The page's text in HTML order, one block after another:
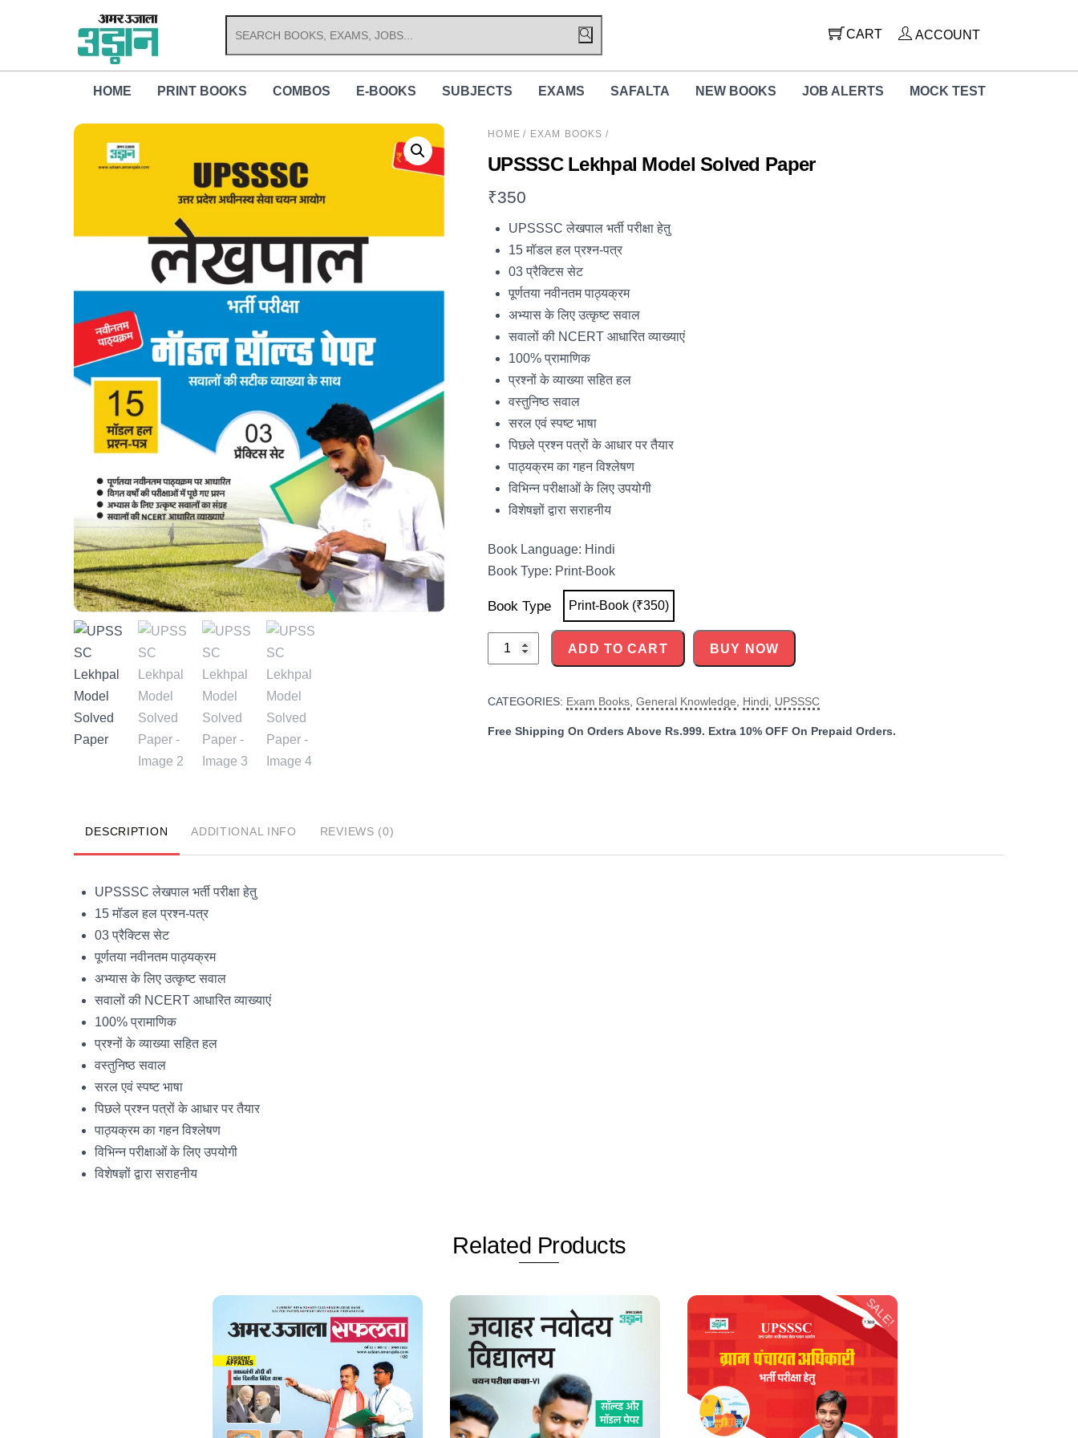
CART ACCOUNT
HOME PRINT BOOKS COMBOS E-BOOKS SUBJECTS EXAMS SAFALTA NEW BOOKS JOB ALERTS MOCK TEST
HOME / EXAM BOOKS /
UPSSSC Lekhpal Model Solved Paper
₹350
UPSSSC लेखपाल भर्ती परीक्षा हेतु
15 मॉडल हल प्रश्न-पत्र
03 प्रैक्टिस सेट
पूर्णतया नवीनतम पाठ्यक्रम
अभ्यास के लिए उत्कृष्ट सवाल
सवालों की NCERT आधारित व्याख्याएं
100% प्रामाणिक
प्रश्नों के व्याख्या सहित हल
वस्तुनिष्ठ सवाल
सरल एवं स्पष्ट भाषा
पिछले प्रश्न पत्रों के आधार पर तैयार
पाठ्यक्रम का गहन विश्लेषण
विभिन्न परीक्षाओं के लिए उपयोगी
विशेषज्ञों द्वारा सराहनीय
Book Language: Hindi
Book Type: Print-Book
Book Type Print-Book (₹350)
UPSSSC
Lekhpal
Solved
Paper
ADD TO CART BUY NOW
CATEGORIES: Exam Books,General Knowledge, Hindi, UPSSSC
DESCRIPTION ADDITIONAL INFO REVIEWS (0)
UPSSSC लेखपाल भर्ती परीक्षा हेतु
15 मॉडल हल प्रश्न-पत्र
03 प्रैक्टिस सेट
पूर्णतया नवीनतम पाठ्यक्रम
अभ्यास के लिए उत्कृष्ट सवाल
सवालों की NCERT आधारित व्याख्याएं
100% प्रामाणिक
प्रश्नों के व्याख्या सहित हल
वस्तुनिष्ठ सवाल
सरल एवं स्पष्ट भाषा
पिछले प्रश्न पत्रों के आधार पर तैयार
पाठ्यक्रम का गहन विश्लेषण
विभिन्न परीक्षाओं के लिए उपयोगी
विशेषज्ञों द्वारा सराहनीय
Related Products
SALE!